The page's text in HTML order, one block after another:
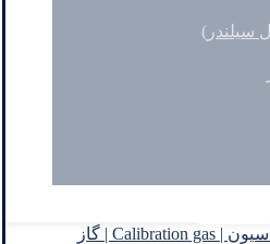
سیلندر)
فروش گاز کالیبراسیون | Calibration gas | گاز